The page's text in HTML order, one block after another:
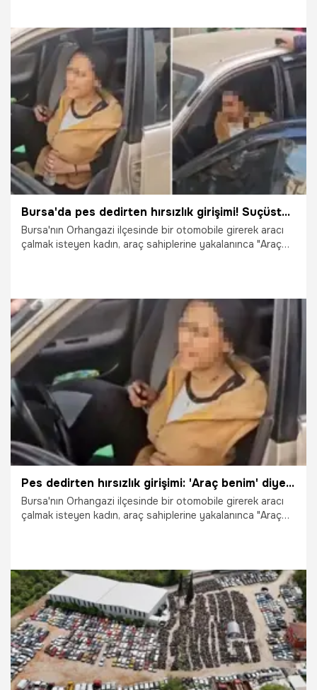
4.05.2026 Adana
Bursa'da pes dedirten hırsızlık girişimi! Suçüstü yakalanınca ortalığı birbirine kattı: 'Araç benim'
Bursa'nın Orhangazi ilçesinde bir otomobile girerek aracı
çalmak isteyen kadın, araç sahiplerine yakalanınca "Araç
1.05.2026
Pes dedirten hırsızlık girişimi: 'Araç benim' diyerek uzun süre direndi
Bursa'nın Orhangazi ilçesinde bir otomobile girerek aracı
çalmak isteyen kadın, araç sahiplerine yakalanınca "Araç
30.04.2026 Bursa